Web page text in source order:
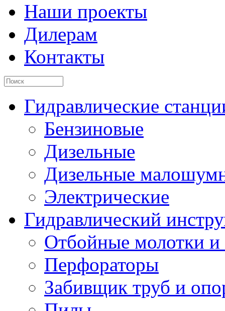
Наши проекты
Дилерам
Контакты
Гидравлические
Бензиновые
Дизельные
Дизельные
Электрические
Гидравлический
Отбойные молотки
Перфораторы
Забивщик труб и